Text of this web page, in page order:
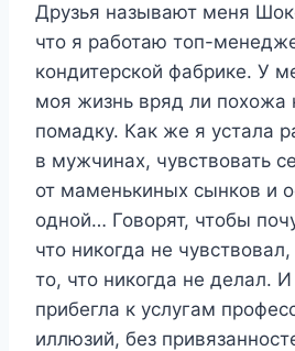
Друзья называют меня
что я работаю топ-
кондитерской фабрике. У
моя жизнь вряд ли похожа
помадку. Как же я устала
в мужчинах, чувствовать
от маменькиных сынков и
одной… Говорят, чтобы
что никогда не
то, что никогда не делал.
прибегла к услугам
иллюзий, без